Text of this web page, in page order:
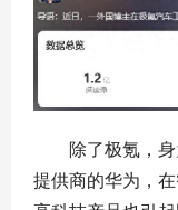
除了极氪，身
提供商的华为，